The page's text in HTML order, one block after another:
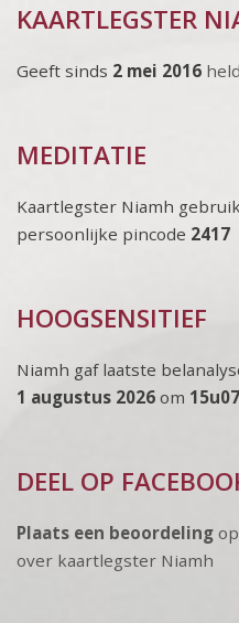
KAARTLEGSTER
Geeft sinds 2 mei 2016
MEDITATIE
Kaartlegster Niamh
persoonlijke pincode 2417
HOOGSENSITIEF
Niamh gaf laatste
1 augustus 2026 om 15u07
DEEL OP
Plaats een beoordeling
over kaartlegster Niamh